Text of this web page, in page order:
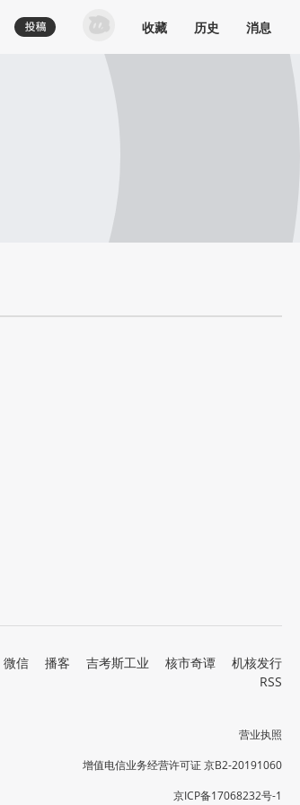
收藏 历史 消息
微信 播客 吉考斯工业 核市奇谭
机核发行
RSS
营业执照
增值电信业务经营许可证 京B2-20191060
京ICP备17068232号-1